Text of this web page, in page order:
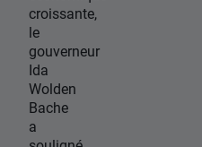
croissante,
le
gouverneur
Ida
Wolden
Bache
a